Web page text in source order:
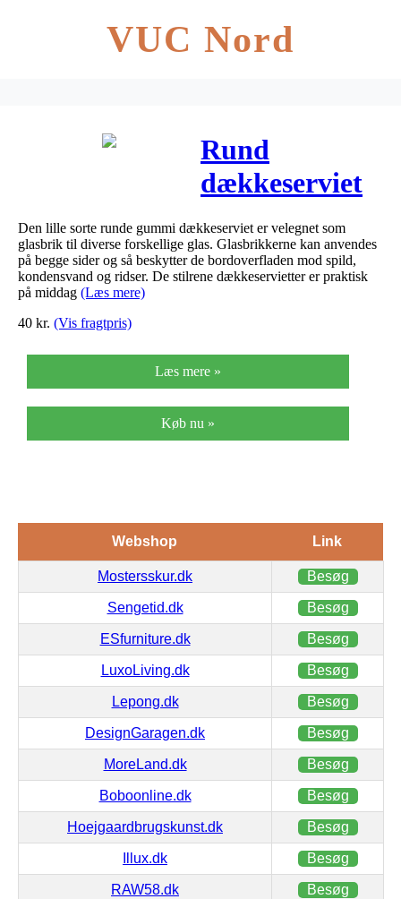
VUC Nord
Rund
dækkeserviet
small – 10 cm
Den lille sorte runde gummi dækkeserviet er velegnet som
glasbrik til diverse forskellige glas. Glasbrikkerne kan anvendes
på begge sider og så beskytter de bordoverfladen mod spild,
kondensvand og ridser. De stilrene dækkeservietter er praktisk
på middag (Læs mere)
40 kr. (Vis fragtpris)
Læs mere »
Køb nu »
Webshop Link
Mostersskur.dk Besøg
Sengetid.dk Besøg
ESfurniture.dk Besøg
LuxoLiving.dk Besøg
Lepong.dk Besøg
DesignGaragen.dk Besøg
MoreLand.dk Besøg
Boboonline.dk Besøg
Hoejgaardbrugskunst.dk Besøg
Illux.dk Besøg
RAW58.dk Besøg